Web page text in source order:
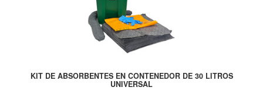
KIT DE ABSORBENTES EN CONTENEDOR DE 30 LITROS
UNIVERSAL